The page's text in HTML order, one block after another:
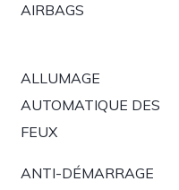
AIRBAGS
ALLUMAGE
AUTOMATIQUE DES
FEUX
ANTI-DÉMARRAGE